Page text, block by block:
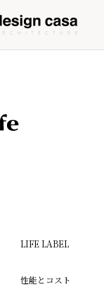
LIFE LABEL
性能とコスト